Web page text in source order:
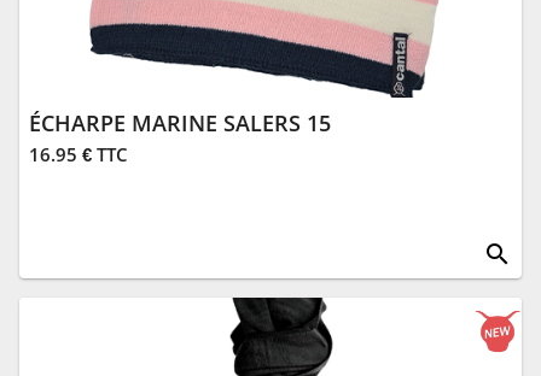
ÉCHARPE MARINE SALERS 15
16.95 € TTC
search